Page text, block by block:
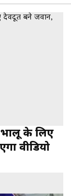
के लिए
वीडियो